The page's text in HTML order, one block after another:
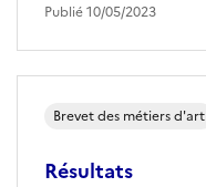
Publié 10/05/2023
Résultats
Brevet des métiers d'art